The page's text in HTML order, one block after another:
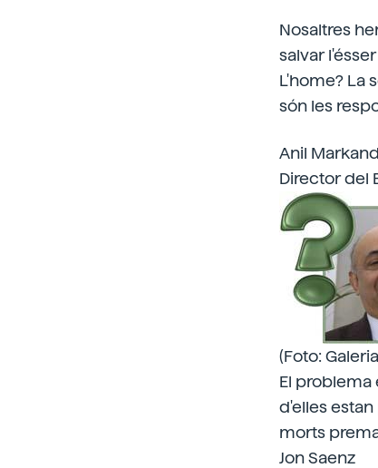
Nosaltres
salvar
L'home? La
són les
Anil
Director del
(Foto:
El problema
d'elles
morts
Jon Saenz